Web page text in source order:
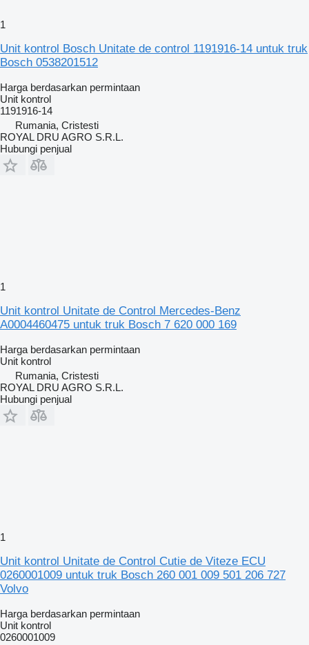
1
Unit kontrol Bosch Unitate de control 1191916-14 untuk truk
Bosch 0538201512
Harga berdasarkan permintaan
Unit kontrol
1191916-14
Rumania, Cristesti
ROYAL DRU AGRO S.R.L.
Hubungi penjual
1
Unit kontrol Unitate de Control Mercedes-Benz
A0004460475 untuk truk Bosch 7 620 000 169
Harga berdasarkan permintaan
Unit kontrol
Rumania, Cristesti
ROYAL DRU AGRO S.R.L.
Hubungi penjual
1
Unit kontrol Unitate de Control Cutie de Viteze ECU
0260001009 untuk truk Bosch 260 001 009 501 206 727
Volvo
Harga berdasarkan permintaan
Unit kontrol
0260001009